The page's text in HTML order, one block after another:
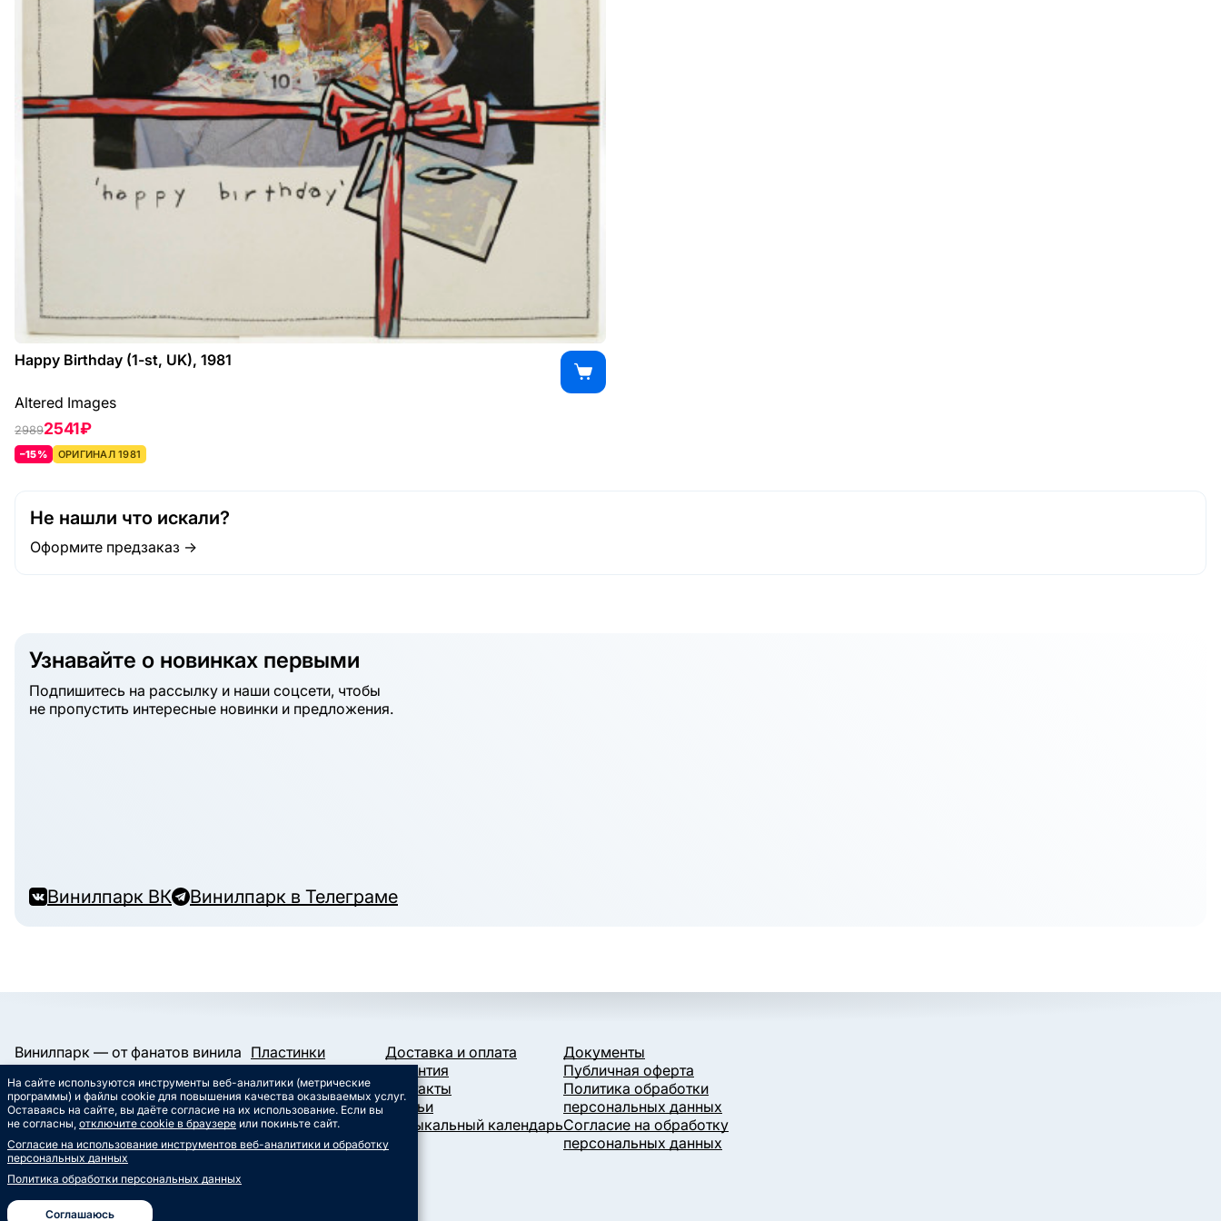
Happy Birthday (1-st, UK), 1981
Altered Images
29892541 ₽
–15% ОРИГИНАЛ 1981
Не нашли что искали?
Оформите предзаказ →
Узнавайте о новинках первыми
Подпишитесь на рассылку и наши соцсети, чтобы
не пропустить интересные новинки и предложения.
Винилпарк ВК Винилпарк в Телеграме
Винилпарк — от фанатов винила
и для фанатов винила.
Работаем с 2019 года.
info@vinylpark.ru
8 800 301-64-48
Звонок бесплатный
ВК Телеграм
Пластинки
Конверты и пакеты
Слипматы
Сертификаты
Сувениры
Доставка и оплата
Гарантия
Контакты
Статьи
Музыкальный календарь
Документы
Публичная оферта
Политика обработки
персональных данных
Согласие на обработку
персональных данных
На сайте используются инструменты веб-аналитики (метрические
программы) и файлы cookie для повышения качества оказываемых услуг.
Оставаясь на сайте, вы даёте согласие на их использование. Если вы
не согласны, отключите cookie в браузере или покиньте сайт.
Согласие на использование инструментов веб-аналитики и обработку
персональных данных
Политика обработки персональных данных
Соглашаюсь